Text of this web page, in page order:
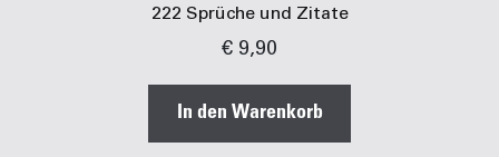
222 Sprüche und Zitate
€ 9,90
In den Warenkorb